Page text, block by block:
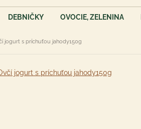
DEBNIČKY OVOCIE, ZELENINA
jogurt s príchuťou jahody150g